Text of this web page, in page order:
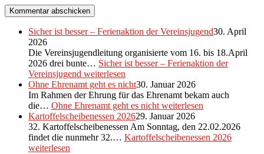
Sicher ist besser – Ferienaktion der Vereinsjugend30. April
2026
Die Vereinsjugendleitung organisierte vom 16. bis 18.April
2026 drei bunte… Sicher ist besser – Ferienaktion der
Vereinsjugend weiterlesen
Ohne Ehrenamt geht es nicht30. Januar 2026
Im Rahmen der Ehrung für das Ehrenamt bekam auch
die… Ohne Ehrenamt geht es nicht weiterlesen
Kartoffelscheibenessen 202629. Januar 2026
32. Kartoffelscheibenessen Am Sonntag, den 22.02.2026
findet die nunmehr 32.… Kartoffelscheibenessen 2026
weiterlesen